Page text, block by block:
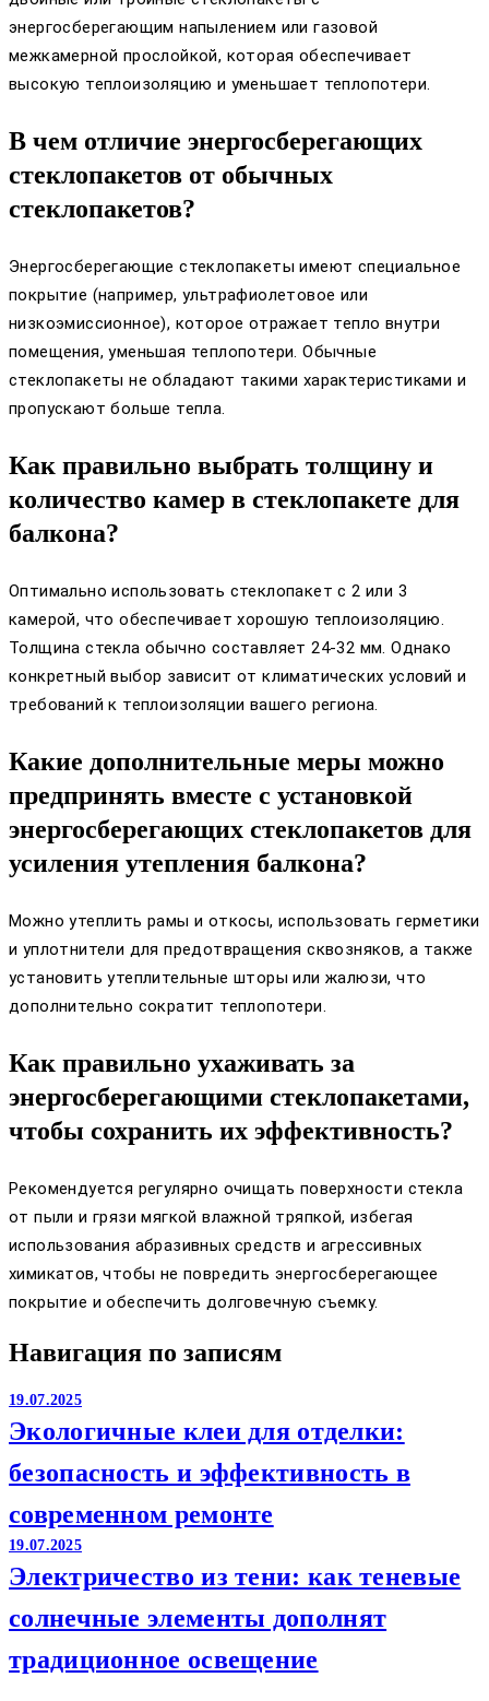
энергосберегающим напылением или газовой
межкамерной прослойкой, которая обеспечивает
высокую теплоизоляцию и уменьшает теплопотери.
В чем отличие энергосберегающих
стеклопакетов от обычных
стеклопакетов?
Энергосберегающие стеклопакеты имеют специальное
покрытие (например, ультрафиолетовое или
низкоэмиссионное), которое отражает тепло внутри
помещения, уменьшая теплопотери. Обычные
стеклопакеты не обладают такими характеристиками и
пропускают больше тепла.
Как правильно выбрать толщину и
количество камер в стеклопакете для
балкона?
Оптимально использовать стеклопакет с 2 или 3
камерой, что обеспечивает хорошую теплоизоляцию.
Толщина стекла обычно составляет 24-32 мм. Однако
конкретный выбор зависит от климатических условий и
требований к теплоизоляции вашего региона.
Какие дополнительные меры можно
предпринять вместе с установкой
энергосберегающих стеклопакетов для
усиления утепления балкона?
Можно утеплить рамы и откосы, использовать герметики
и уплотнители для предотвращения сквозняков, а также
установить утеплительные шторы или жалюзи, что
дополнительно сократит теплопотери.
Как правильно ухаживать за
энергосберегающими стеклопакетами,
чтобы сохранить их эффективность?
Рекомендуется регулярно очищать поверхности стекла
от пыли и грязи мягкой влажной тряпкой, избегая
использования абразивных средств и агрессивных
химикатов, чтобы не повредить энергосберегающее
покрытие и обеспечить долговечную съемку.
Навигация по записям
19.07.2025
Экологичные клеи для отделки:
безопасность и эффективность в
современном ремонте
19.07.2025
Электричество из тени: как теневые
солнечные элементы дополнят
традиционное освещение